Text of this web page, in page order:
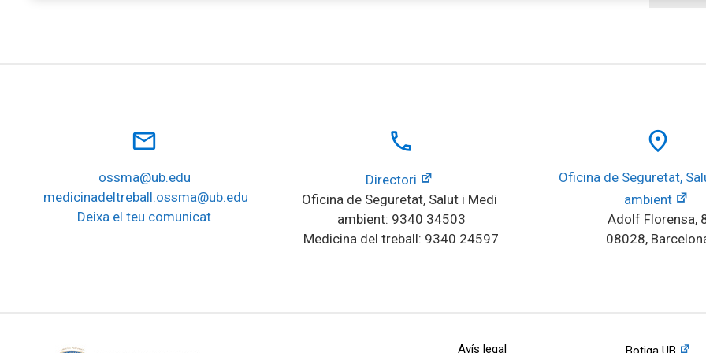
mail_outline
ossma@ub.edu
medicinadeltreball.ossma@ub.edu
Deixa el teu comunicat
local_phone
Directori
Oficina de Seguretat, Salut i Medi
ambient: 9340 34503
Medicina del treball: 9340 24597
place
Oficina de Seguretat,
ambient
Adolf Florensa,
08028,
Avís legal